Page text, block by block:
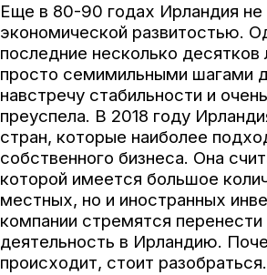
Еще в 80-90 годах Ирландия не
экономической развитостью.
последние несколько десятков
просто семимильными шагами
навстречу стабильности и
преуспела. В 2018 году
стран, которые наиболее
собственного бизнеса. Она
которой имеется большое
местных, но и иностранных
компании стремятся
деятельность в Ирландию.
происходит, стоит разобраться.